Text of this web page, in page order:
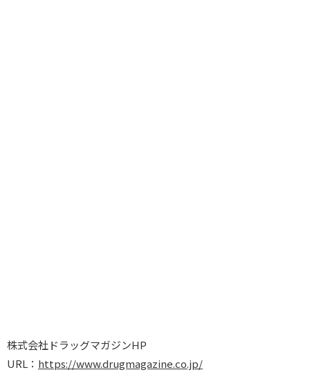
株式会社ドラッグマガジンHP
URL： https://www.drugmagazine.co.jp/